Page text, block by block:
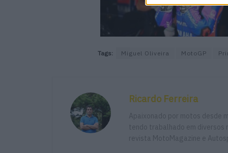
Tags: Miguel Oliveira MotoGP
Ricardo Ferreira
Apaixonado por motos desde
tendo trabalhado em diversos
revista MotoMagazine e